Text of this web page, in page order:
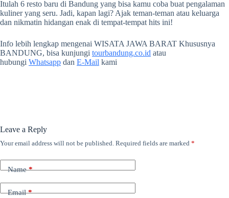
Itulah 6 resto baru di Bandung yang bisa kamu coba buat pengalaman
kuliner yang seru. Jadi, kapan lagi? Ajak teman-teman atau keluarga
dan nikmatin hidangan enak di tempat-tempat hits ini!
Info lebih lengkap mengenai WISATA JAWA BARAT Khususnya
BANDUNG, bisa kunjungi tourbandung.co.id atau
hubungi Whatsapp dan E-Mail kami
Leave a Reply
Your email address will not be published. Required fields are marked *
Name*
Email*